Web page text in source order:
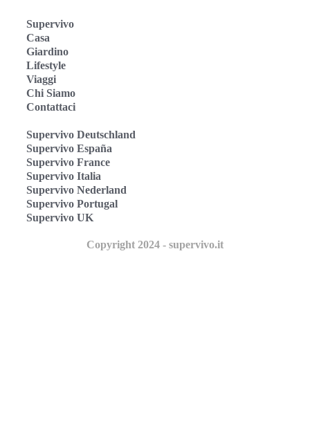
Supervivo
Casa
Giardino
Lifestyle
Viaggi
Chi Siamo
Contattaci
Supervivo Deutschland
Supervivo España
Supervivo France
Supervivo Italia
Supervivo Nederland
Supervivo Portugal
Supervivo UK
Copyright 2024 - supervivo.it